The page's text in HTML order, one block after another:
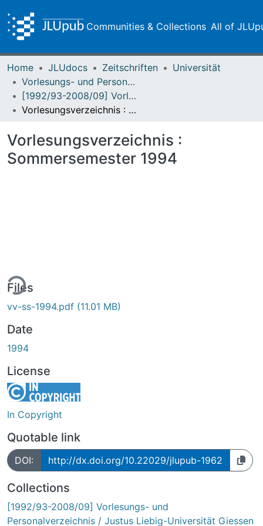
Communities & Collections All of
Home JLUdocs Zeitschriften
Universität
Vorlesungs- und Personalverzeichnis / Justus-Liebig-Universität Gießen
[1992/93-2008/09] Vorlesungs- und Personalverzeichnis / Justus Liebig-Universität Giessen
Vorlesungsverzeichnis : Sommersemester 1994
Vorlesungsverzeichnis :
Sommersemester 1994
Files
vv-ss-1994.pdf (11.01 MB)
Date
1994
License
In Copyright
Quotable link
DOI: http://dx.doi.org/10.22029/jlupub-1962
Collections
[1992/93-2008/09] Vorlesungs- und
Personalverzeichnis / Justus Liebig-Universität Giessen